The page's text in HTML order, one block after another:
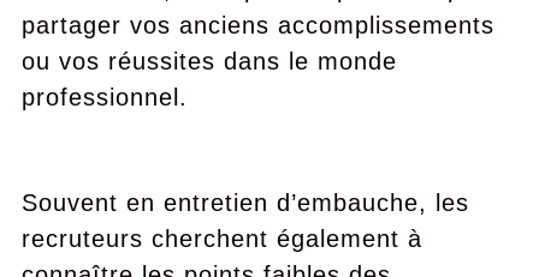
partager vos anciens accomplissements
ou vos réussites dans le monde
professionnel.
Souvent en entretien d’embauche, les
recruteurs cherchent également à